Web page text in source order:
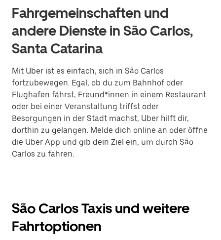
Fahrgemeinschaften und
andere Dienste in São Carlos,
Santa Catarina
Mit Uber ist es einfach, sich in São Carlos
fortzubewegen. Egal, ob du zum Bahnhof oder
Flughafen fährst, Freund*innen in einem Restaurant
oder bei einer Veranstaltung triffst oder
Besorgungen in der Stadt machst, Uber hilft dir,
dorthin zu gelangen. Melde dich online an oder öffne
die Uber App und gib dein Ziel ein, um durch São
Carlos zu fahren.
São Carlos Taxis und weitere
Fahrtoptionen